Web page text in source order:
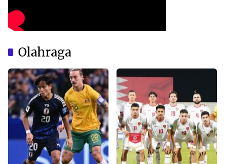
Olahraga